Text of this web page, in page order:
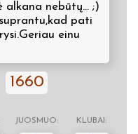
nebūtų... ;)
pati
einu
1660
JUOSMUO: KLUBAI: